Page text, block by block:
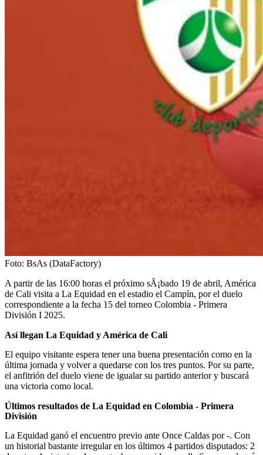
Foto: BsAs (DataFactory)
A partir de las 16:00 horas el próximo sÃ¡bado 19 de abril, América
de Cali visita a La Equidad en el estadio el Campín, por el duelo
correspondiente a la fecha 15 del torneo Colombia - Primera
División I 2025.
Así llegan La Equidad y América de Cali
El equipo visitante espera tener una buena presentación como en la
última jornada y volver a quedarse con los tres puntos. Por su parte,
el anfitrión del duelo viene de igualar su partido anterior y buscará
una victoria como local.
Últimos resultados de La Equidad en Colombia - Primera
División
La Equidad ganó el encuentro previo ante Once Caldas por -. Con
un historial bastante irregular en los últimos 4 partidos disputados: 2